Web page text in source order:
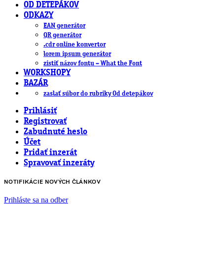
OD DETEPÁKOV
ODKAZY
EAN generátor
QR generátor
.cdr online konvertor
lorem ipsum generátor
zistiť názov fontu – What the Font
WORKSHOPY
BAZÁR
zaslať súbor do rubriky Od detepákov
Prihlásiť
Registrovať
Zabudnuté heslo
Účet
Pridať inzerát
Spravovať inzeráty
NOTIFIKÁCIE NOVÝCH ČLÁNKOV
Prihláste sa na odber